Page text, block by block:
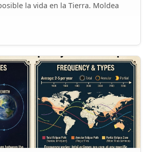
la vida en la Tierra. Moldea